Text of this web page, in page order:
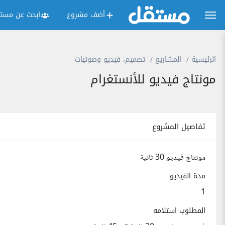
أضف مشروع ابحث عن
الرئيسية المشاريع تصميم، فيديو وصوتيات
مونتاج فيديو للأنستغرام
تفاصيل المشروع
مونتاج فيديو 30 ثانية
مدة الفيديو
1
المطلوب استلامه